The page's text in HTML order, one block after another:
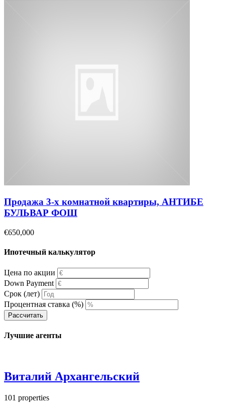
Продажа 3-х комнатной квартиры, АНТИБЕ
БУЛЬВАР ФОШ
€650,000
Ипотечный калькулятор
Цена по акции
Down Payment
Срок (лет)
Процентная ставка (%)
Рассчитать
Лучшие агенты
Виталий Архангельский
101 properties